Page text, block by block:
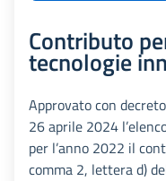
Contributo
tecnologie
Approvato con
26 aprile 2024
per l’anno 2022 il
comma 2, lettera d)